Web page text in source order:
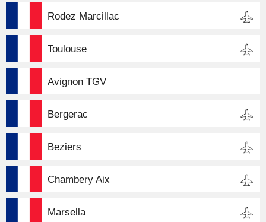
Rodez Marcillac
Toulouse
Avignon TGV
Bergerac
Beziers
Chambery Aix
Marsella